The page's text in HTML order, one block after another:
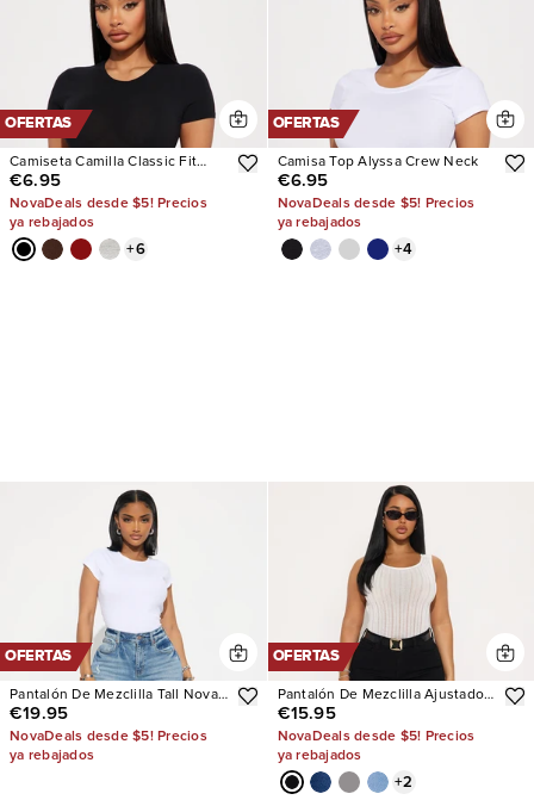
OFERTAS
Camiseta Camilla Classic Fit
Crew Neck
€6.95
NovaDeals desde $5! Precios
ya rebajados
+6
OFERTAS
Camisa Top Alyssa Crew Neck
€6.95
NovaDeals desde $5! Precios
ya rebajados
+4
OFERTAS
Pantalón De Mezclilla Tall Nova
90's Baby Basic Stretch Wide
Leg
€19.95
NovaDeals desde $5! Precios
ya rebajados
OFERTAS
Pantalón De Mezclilla Ajustado
Con Stretch Vibe Check Curvy
€15.95
NovaDeals desde $5! Precios
ya rebajados
+2